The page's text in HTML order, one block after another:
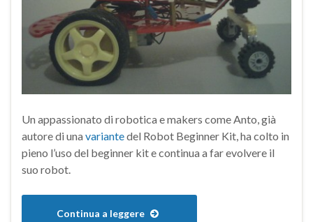
Un appassionato di robotica e makers come Anto, già
autore di una variantedel Robot Beginner Kit, ha colto in
pieno l’uso del beginner kit e continua a far evolvere il
suo robot.
Continua a leggere